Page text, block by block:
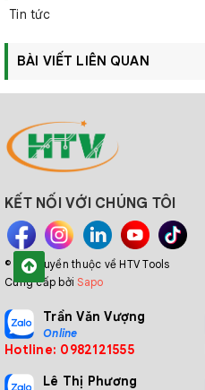
Tin tức
BÀI VIẾT LIÊN QUAN
KẾT NỐI VỚI CHÚNG TÔI
© Bản quyền thuộc về HTV Tools
Cung cấp bởiSapo
Trần Văn Vượng
Online
Hotline: 0982121555
Lê Thị Phương